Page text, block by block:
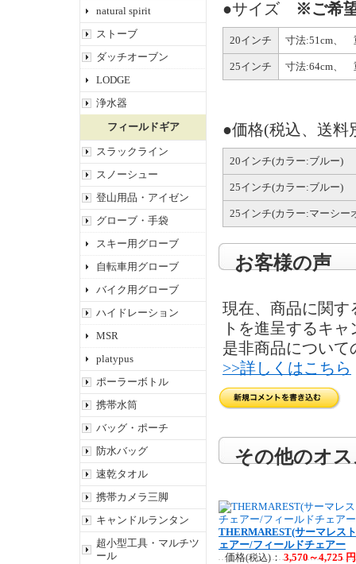
natural spirit
ストーブ
ダッチオーブン
LODGE
浄水器
フィールドギア
スラックライン
スノーシュー
登山用品・アイゼン
グローブ・手袋
スキー用グローブ
自転車用グローブ
バイク用グローブ
ハイドレーション
MSR
platypus
ポーラーボトル
携帯水筒
バッグ・ポーチ
防水バッグ
速乾タオル
携帯カメラ三脚
キャンドルランタン
超小型工具・マルチツ
ール
●サイズ ※ご希
20インチ 寸法:51cm、
25インチ 寸法:64cm、
●価格(税込、送料
20インチ(カラー:ブルー)
25インチ(カラー:ブルー)
25インチ(カラー:マーシー
お客様の声
現在、商品に関す
トを進呈するキ
是非商品について
>>詳しくはこちら
その他のオ
THERMAREST(サーマレス
ェアー/フィールドチェアー
価格(税込)：3,570～4,725 円